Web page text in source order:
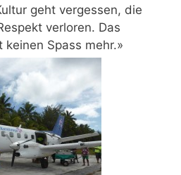
geht vergessen, die
verloren. Das
Spass mehr.»